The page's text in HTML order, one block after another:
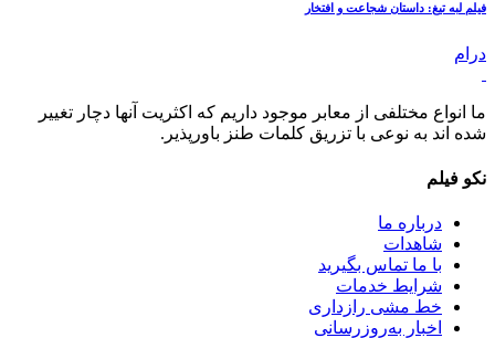
فیلم لبه تیغ: داستان شجاعت و افتخار
درام
ما انواع مختلفی از معابر موجود داریم که اکثریت آنها دچار تغییر
شده اند به نوعی با تزریق کلمات طنز باورپذیر.
نکو فیلم
درباره ما
شاهدات
با ما تماس بگیرید
شرایط خدمات
خط مشی رازداری
اخبار به‌روزرسانی